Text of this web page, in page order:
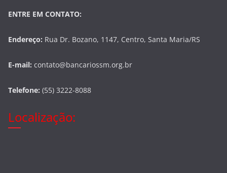
ENTRE EM CONTATO:
Endereço: Rua Dr. Bozano, 1147, Centro, Santa Maria/RS
E-mail: contato@bancariossm.org.br
Telefone: (55) 3222-8088
Localização: